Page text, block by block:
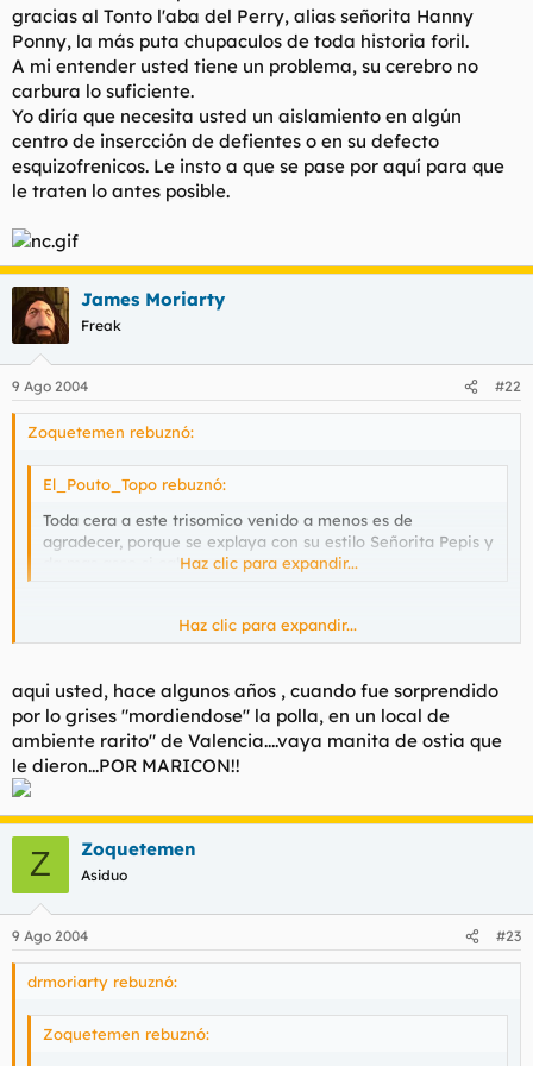
gracias al Tonto l'aba del Perry, alias señorita Hanny
Ponny, la más puta chupaculos de toda historia foril.
A mi entender usted tiene un problema, su cerebro no
carbura lo suficiente.
Yo diría que necesita usted un aislamiento en algún
centro de insercción de defientes o en su defecto
esquizofrenicos. Le insto a que se pase por aquí para que
le traten lo antes posible.
James Moriarty
Freak
9 Ago 2004 #22
Zoquetemen rebuznó:
El_Pouto_Topo rebuznó:
Toda cera a este trisomico venido a menos es de
agradecer, porque se explaya con su estilo Señorita Pepis y
da mas asco si cabe.Haz clic para expandir...
Claro es mejor limitarme a postear mierdas sin fín.Dedíquese a
Hasta ahora, aparte de los miembros de las FSF y sus
consabidos besasuelos no veo a nadie mas,hacer un escarnio o
mofa pública siempre con los mismos integrantes les resta
puntos.
Un bonito circulo vicioso,pero estos peces se muerden de la
polla unos a otros...por aquello de la proximidad...puaj.
Zoquetemen "que ustedes lo disfruten" Over
Haz clic para expandir...
aqui usted, hace algunos años , cuando fue sorprendido
por lo grises "mordiendose" la polla, en un local de
ambiente rarito" de Valencia....vaya manita de ostia que
le dieron...POR MARICON!!
Z Zoquetemen
Asiduo
9 Ago 2004 #23
drmoriarty rebuznó:
Zoquetemen rebuznó: